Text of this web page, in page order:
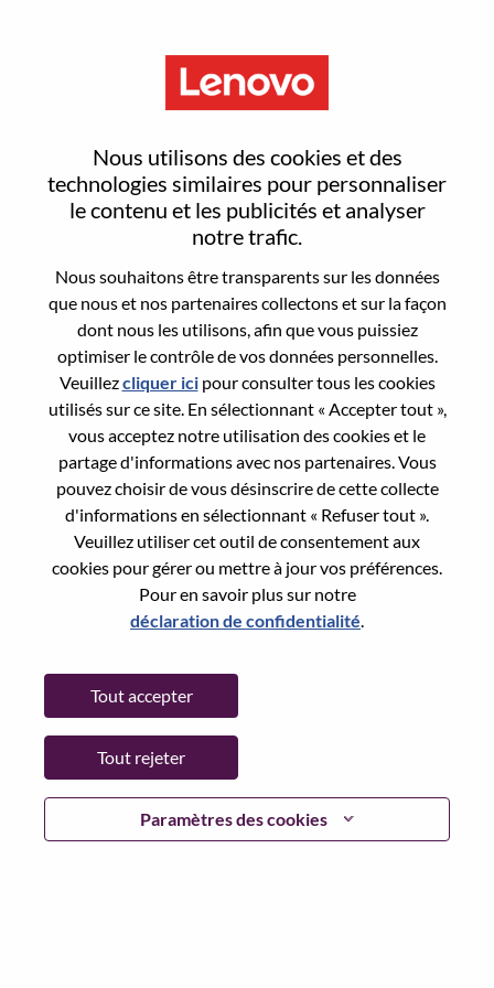
Nous utilisons des cookies et des
technologies similaires pour personnaliser
le contenu et les publicités et analyser
notre trafic.
Nous souhaitons être transparents sur les données
que nous et nos partenaires collectons et sur la façon
dont nous les utilisons, afin que vous puissiez
optimiser le contrôle de vos données personnelles.
Veuillezcliquer icipour consulter tous les cookies
utilisés sur ce site. En sélectionnant « Accepter tout »,
vous acceptez notre utilisation des cookies et le
partage d'informations avec nos partenaires. Vous
pouvez choisir de vous désinscrire de cette collecte
d'informations en sélectionnant « Refuser tout ».
Veuillez utiliser cet outil de consentement aux
cookies pour gérer ou mettre à jour vos préférences.
Pour en savoir plus sur notre
déclaration de confidentialité.
Paramètres des cookies
Tout accepter
Tout rejeter
Reset password
Are you sure you want to reset your
Enter the email address associated with your
account, then click "Continue".
We will email you a link to reset your
password.
Reset password with your e-mail
E-mail*
Continue
Go Back